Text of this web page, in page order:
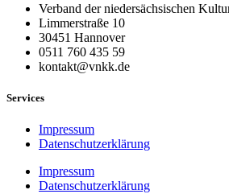
Verband der niedersächsischen
Limmerstraße 10
30451 Hannover
0511 760 435 59
kontakt@vnkk.de
Services
Impressum
Datenschutzerklärung
Impressum
Datenschutzerklärung